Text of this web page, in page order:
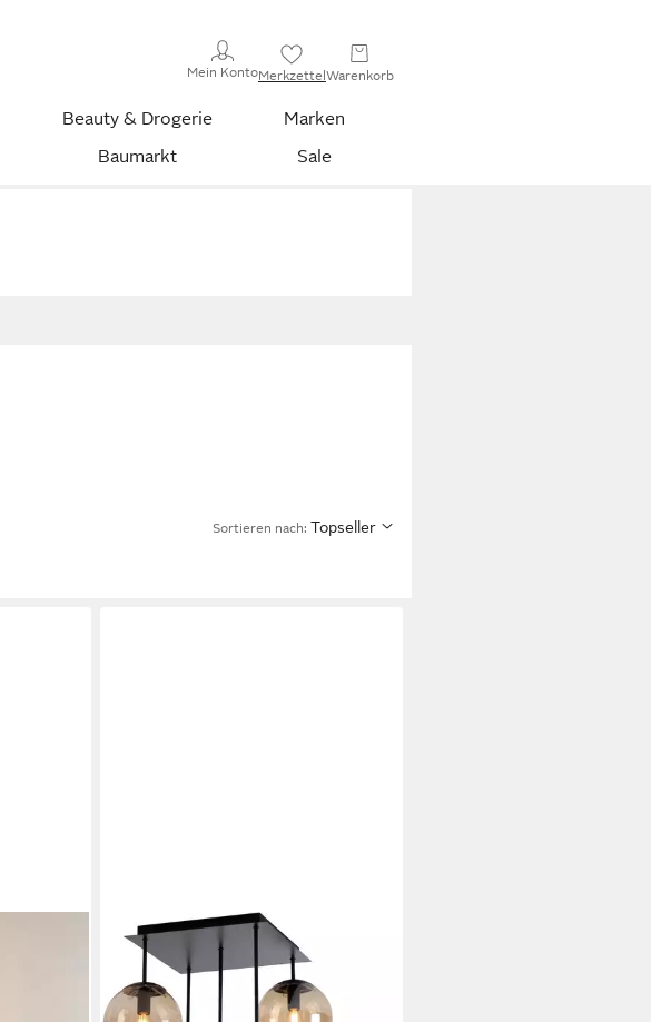
Mein KontoMerkzettelWarenkorb
Beauty & Drogerie
Marken
Baumarkt Sale
Sortieren nach: Topseller